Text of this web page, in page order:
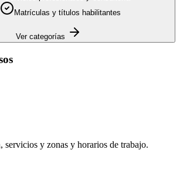
Matrículas y títulos habilitantes
Ver categorías
servicios y zonas y horarios de trabajo.